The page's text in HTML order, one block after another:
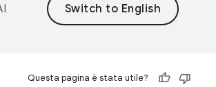
Questa pagina è stata utile?